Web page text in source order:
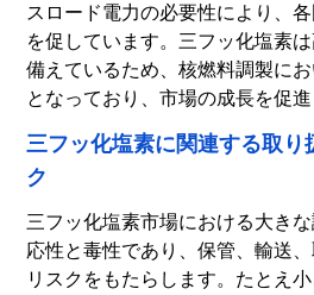
スロード電力の必要性により、
を促しています。三フッ化塩素
備えているため、核燃料調製に
となっており、市場の成長を促進
三フッ化塩素に関連する取り
ク
三フッ化塩素市場における大き
応性と毒性であり、保管、輸送
リスクをもたらします。たとえ